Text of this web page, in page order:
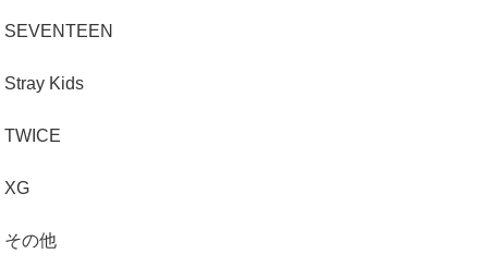
SEVENTEEN
Stray Kids
TWICE
XG
その他